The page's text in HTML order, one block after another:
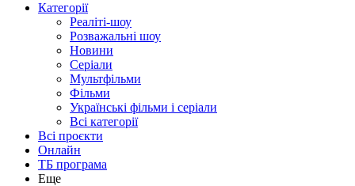
Категорії
Реаліті-шоу
Розважальні шоу
Новини
Серіали
Мультфільми
Фільми
Українські фільми і серіали
Всі категорії
Всі проєкти
Онлайн
ТБ програма
Еще